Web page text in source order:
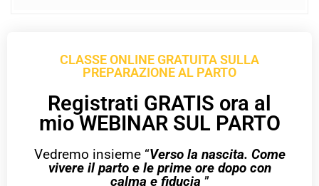
CLASSE ONLINE GRATUITA SULLA
PREPARAZIONE AL PARTO
Registrati GRATIS ora al
mio WEBINAR SUL PARTO
Vedremo insieme “Verso la nascita. Come
vivere il parto e le prime ore dopo con
calma e fiducia ”